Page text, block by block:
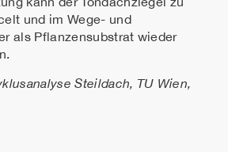
und im Wege- und
als Pflanzensubstrat wieder
Steildach, TU Wien,